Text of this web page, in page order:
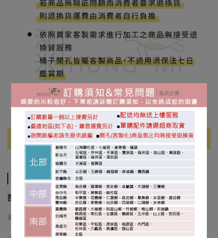
運送方式
採大榮貨運-宅配配送
※下單前請詳閱導覽列上的分頁 訂購須知&常見問題※